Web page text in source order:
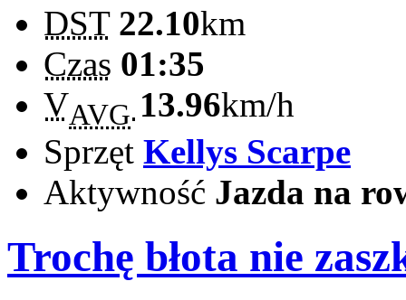
DST 22.10km
Czas 01:35
VAVG 13.96km/h
Sprzęt Kellys Scarpe
Aktywność Jazda na
Trochę błota nie